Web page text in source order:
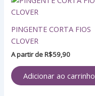
PINGENTE CORTA FIOS
CLOVER
A partir deR$59,90
Adicionar ao carrinho